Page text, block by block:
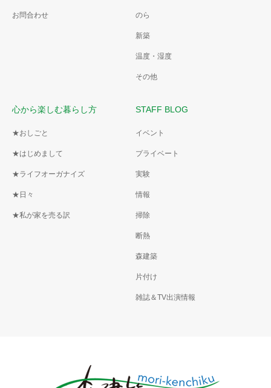
お問合わせ のら
新築
温度・湿度
その他
心から楽しむ暮らし方
★おしごと
★はじめまして
★ライフオーガナイズ
★日々
★私が家を売る訳
STAFF BLOG
イベント
プライベート
実験
情報
掃除
断熱
森建築
片付け
雑誌＆TV出演情報